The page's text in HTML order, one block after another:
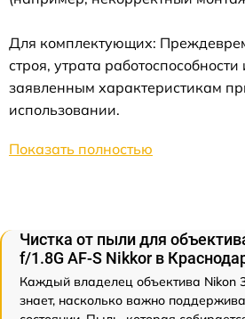
Для комплектующих:
строя, утрата работоспособности
заявленным характеристикам
использовании.
Показать полностью
Чистка от пыли для
f/1.8G AF-S Nikkor в
Каждый владелец объектива Nikon
знает, насколько важно